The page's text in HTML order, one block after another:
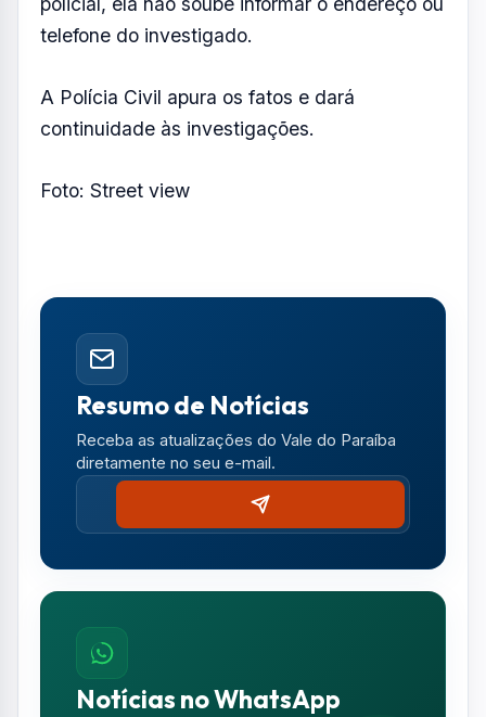
mediante violência, enquanto o homem
deixou o local conduzindo o veículo.
A mulher apresentava lesões corporais e
solicitou o registro fotográfico dos ferimentos
exame de corpo de delito.
urgência em seu favor, bem como para seu
policial, ela não soube informar o endereço ou
telefone do investigado.
A Polícia Civil apura os fatos e dará
continuidade às investigações.